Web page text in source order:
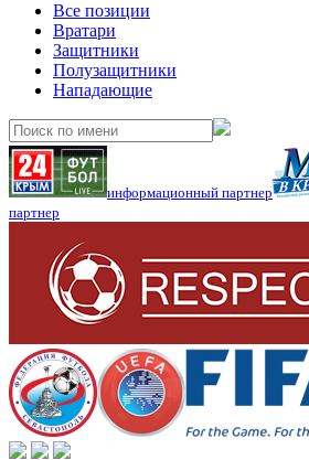
Все позиции
Вратари
Защитники
Полузащитники
Нападающие
информационный партнер
партнер